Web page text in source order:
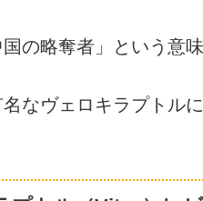
の略奪者」という意
名なヴェロキラプトル